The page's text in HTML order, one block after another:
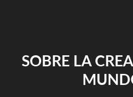
SOBRE LA